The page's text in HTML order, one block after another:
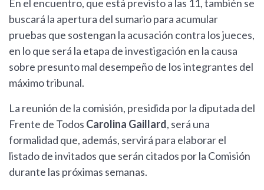
En el encuentro, que está previsto a las 11, también se
buscará la apertura del sumario para acumular
pruebas que sostengan la acusación contra los jueces,
en lo que será la etapa de investigación en la causa
sobre presunto mal desempeño de los integrantes del
máximo tribunal.
La reunión de la comisión, presidida por la diputada del
Frente de Todos Carolina Gaillard, será una
formalidad que, además, servirá para elaborar el
listado de invitados que serán citados por la Comisión
durante las próximas semanas.